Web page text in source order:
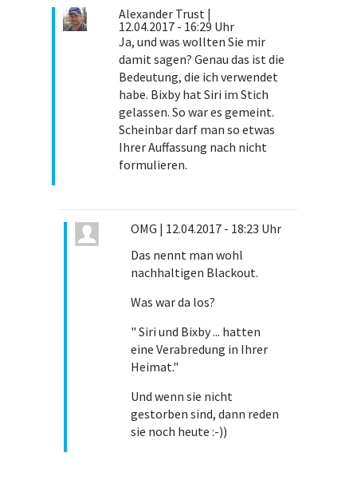
Alexander Trust |
12.04.2017 - 16:29 Uhr
Ja, und was wollten Sie mir
damit sagen? Genau das ist die
Bedeutung, die ich verwendet
habe. Bixby hat Siri im Stich
gelassen. So war es gemeint.
Scheinbar darf man so etwas
Ihrer Auffassung nach nicht
formulieren.
OMG | 12.04.2017 - 18:23 Uhr
Das nennt man wohl
nachhaltigen Blackout.
Was war da los?
" Siri und Bixby ... hatten
eine Verabredung in Ihrer
Heimat."
Und wenn sie nicht
gestorben sind, dann reden
sie noch heute :-))